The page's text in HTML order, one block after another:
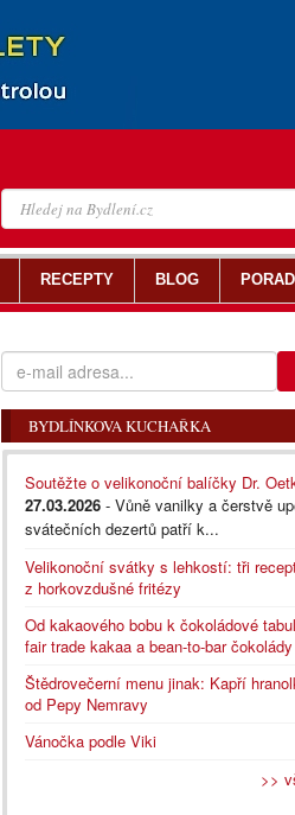
BYDLÍNKOVA KUCHAŘKA
Soutěžte o velikonoční balíčky Dr.
27.03.2026 - Vůně vanilky a čerstvě
svátečních dezertů patří k...
Velikonoční svátky s lehkostí: tři
z horkovzdušné fritézy
Od kakaového bobu k čokoládové
fair trade kakaa a bean-to-bar čokolády
Štědrovečerní menu jinak: Kapří
od Pepy Nemravy
Vánočka podle Viki
>>
RECEPTY BLOG